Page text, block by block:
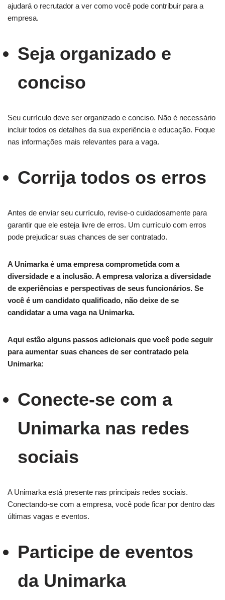
ajudará o recrutador a ver como você pode contribuir para a
empresa.
Seja organizado e
conciso
Seu currículo deve ser organizado e conciso. Não é necessário
incluir todos os detalhes da sua experiência e educação. Foque
nas informações mais relevantes para a vaga.
Corrija todos os erros
Antes de enviar seu currículo, revise-o cuidadosamente para
garantir que ele esteja livre de erros. Um currículo com erros
pode prejudicar suas chances de ser contratado.
A Unimarka é uma empresa comprometida com a
diversidade e a inclusão. A empresa valoriza a diversidade
de experiências e perspectivas de seus funcionários. Se
você é um candidato qualificado, não deixe de se
candidatar a uma vaga na Unimarka.
Aqui estão alguns passos adicionais que você pode seguir
para aumentar suas chances de ser contratado pela
Unimarka:
Conecte-se com a
Unimarka nas redes
sociais
A Unimarka está presente nas principais redes sociais.
Conectando-se com a empresa, você pode ficar por dentro das
últimas vagas e eventos.
Participe de eventos
da Unimarka